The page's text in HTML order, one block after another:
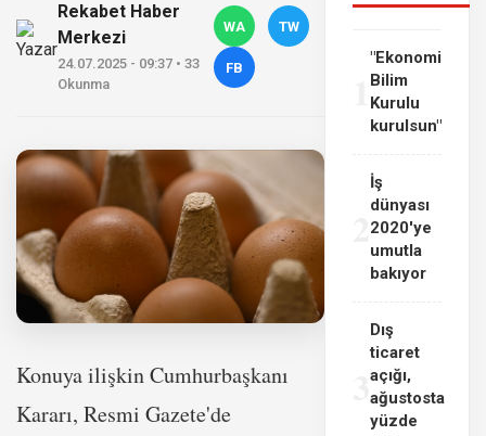
Rekabet Haber
Merkezi
24.07.2025 - 09:37 • 33
Okunma
WA TW
FB
Konuya ilişkin Cumhurbaşkanı
Kararı, Resmi Gazete'de
"Ekonomi
Bilim
Kurulu
kurulsun"
İş
dünyası
2020'ye
umutla
bakıyor
3
Dış
ticaret
açığı,
ağustosta
yüzde